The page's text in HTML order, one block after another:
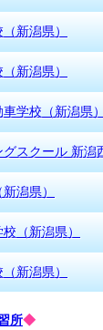
新潟県）
新潟県）
学校（新潟県）
スクール 新潟
潟県）
（新潟県）
新潟県）
所◆